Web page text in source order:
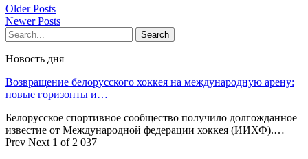
Older Posts
Newer Posts
Новость дня
Возвращение белорусского хоккея на международную арену:
новые горизонты и…
Белорусское спортивное сообщество получило долгожданное
известие от Международной федерации хоккея (ИИХФ).…
Prev Next 1 of 2 037